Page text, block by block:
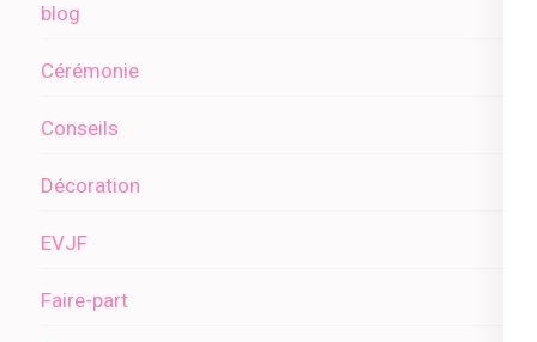
blog
Cérémonie
Conseils
Décoration
EVJF
Faire-part